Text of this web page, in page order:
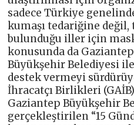
sadece Türkiye
kumaşı tedariğine
bulunduğu iller için
konusunda da
Büyükşehir Belediyesi
destek vermeyi
İhracatçı Birlikleri
Gaziantep Büyükşehir
gerçekleştirilen “15